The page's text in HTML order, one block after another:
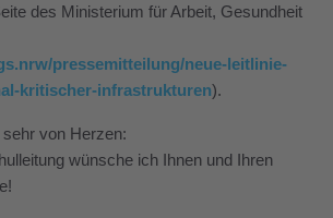
des Ministerium für Arbeit, Gesundheit
pressemitteilung/neue-leitlinie-
kritischer-infrastrukturen).
von Herzen:
wünsche ich Ihnen und Ihren